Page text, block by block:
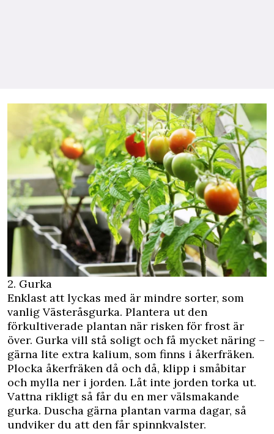
2. Gurka
Enklast att lyckas med är mindre sorter, som
vanlig Västeråsgurka. Plantera ut den
förkultiverade plantan när risken för frost är
över. Gurka vill stå soligt och få mycket näring –
gärna lite extra kalium, som finns i åkerfräken.
Plocka åkerfräken då och då, klipp i småbitar
och mylla ner i jorden. Låt inte jorden torka ut.
Vattna rikligt så får du en mer välsmakande
gurka. Duscha gärna plantan varma dagar, så
undviker du att den får spinnkvalster.